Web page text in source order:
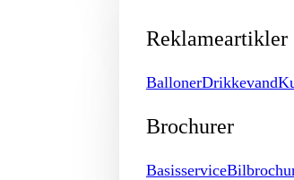
Reklameartikler
BallonerDrikkevand
Brochurer
Basisservice